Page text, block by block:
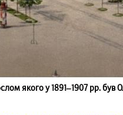
якого у 1891‒1907 рр. був